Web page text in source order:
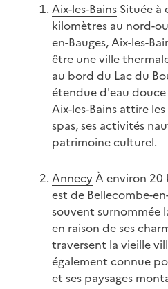
Aix-les-BainsSituée à
kilomètres au nord-
en-Bauges, Aix-les-
être une ville
au bord du Lac du
étendue d'eau
Aix-les-Bains attire
spas, ses activités
patrimoine culturel.
AnnecyÀ environ 20
est de Bellecombe-
souvent surnommée
en raison de ses
traversent la vieille
également connue
et ses paysages